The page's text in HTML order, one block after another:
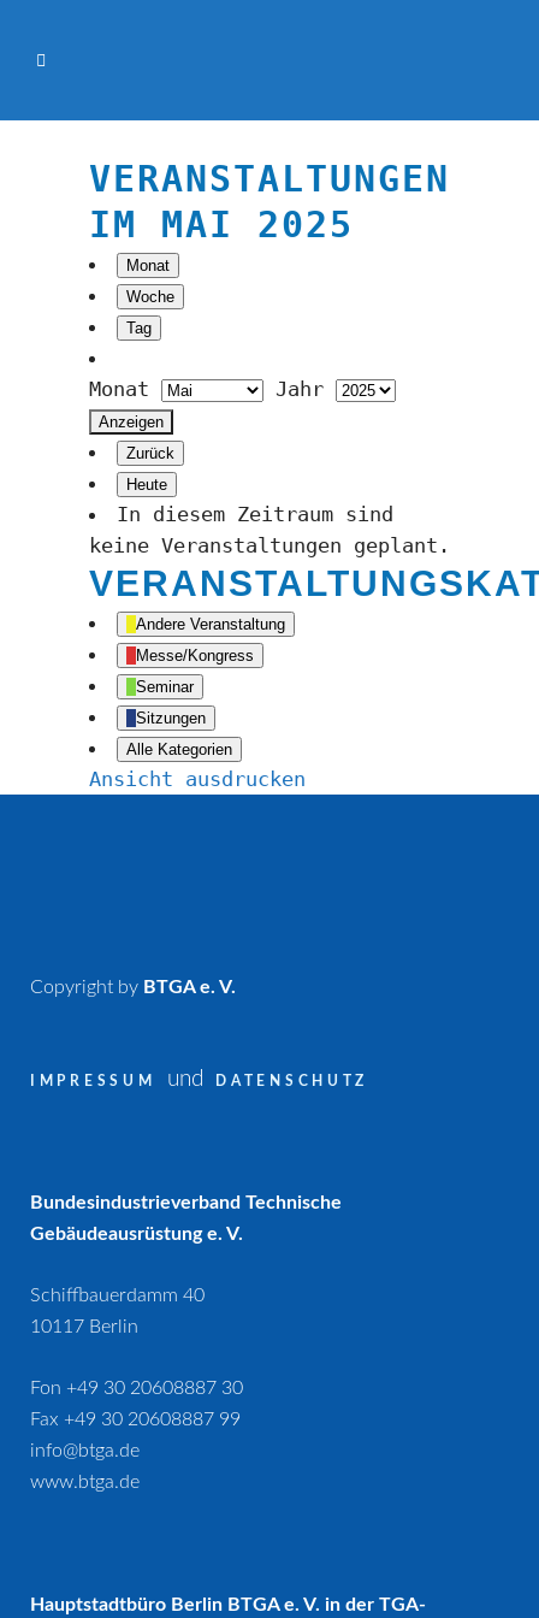
VERANSTALTUNGEN
IM MAI 2025
Monat
Woche
Tag
Monat Jahr
Zurück
Heute
In diesem Zeitraum sind
keine Veranstaltungen geplant.
Andere Veranstaltung
Messe/Kongress
Seminar
Sitzungen
Alle Kategorien
Ansicht ausdrucken
Copyright by BTGA e. V.
IMPRESSUM und DATENSCHUTZ
Bundesindustrieverband Technische
Gebäudeausrüstung e. V.
Schiffbauerdamm 40
10117 Berlin
Fon +49 30 20608887 30
Fax +49 30 20608887 99
info@btga.de
www.btga.de
Hauptstadtbüro Berlin BTGA e. V. in der TGA-